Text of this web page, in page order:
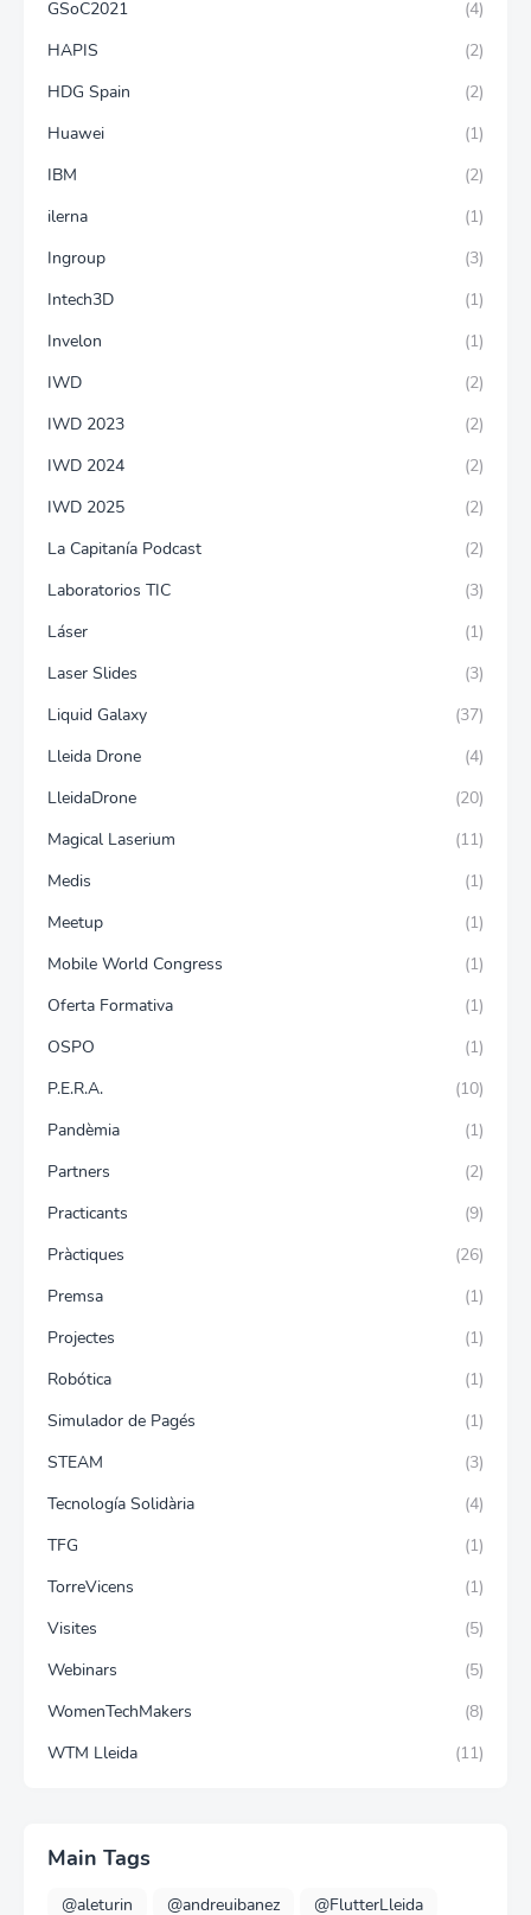
GSoC2021
(4)
HAPIS
(2)
HDG Spain
(2)
Huawei
(1)
IBM
(2)
ilerna
(1)
Ingroup
(3)
Intech3D
(1)
Invelon
(1)
IWD
(2)
IWD 2023
(2)
IWD 2024
(2)
IWD 2025
(2)
La Capitanía Podcast
(2)
Laboratorios TIC
(3)
Láser
(1)
Laser Slides
(3)
Liquid Galaxy
(37)
Lleida Drone
(4)
LleidaDrone
(20)
Magical Laserium
(11)
Medis
(1)
Meetup
(1)
Mobile World Congress
(1)
Oferta Formativa
(1)
OSPO
(1)
P.E.R.A.
(10)
Pandèmia
(1)
Partners
(2)
Practicants
(9)
Pràctiques
(26)
Premsa
(1)
Projectes
(1)
Robótica
(1)
Simulador de Pagés
(1)
STEAM
(3)
Tecnología Solidària
(4)
TFG
(1)
TorreVicens
(1)
Visites
(5)
Webinars
(5)
WomenTechMakers
(8)
WTM Lleida
(11)
Main Tags
@aleturin @andreuibanez
@FlutterLleida